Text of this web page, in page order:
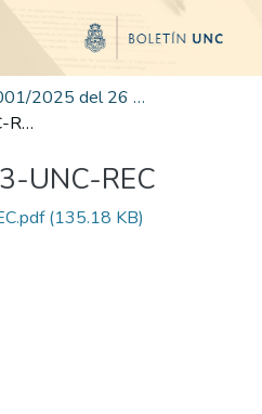
Edición 001/2025 del 26 de mayo de 2025
RHCS-2025-383-UNC-REC
UNC-REC
(135.18 KB)